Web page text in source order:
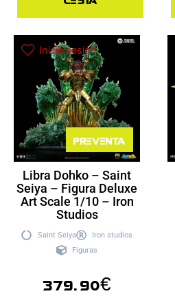
Inicie sesión
Preventa
Libra Dohko – Saint
Seiya – Figura Deluxe
Art Scale 1/10 – Iron
Studios
Saint Seiya
Iron studios
Figuras
379.90€